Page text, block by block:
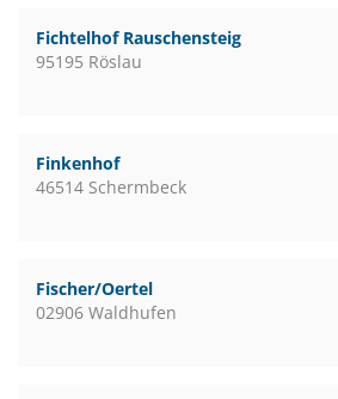
Fichtelhof Rauschensteig
95195 Röslau
Finkenhof
46514 Schermbeck
Fischer/Oertel
02906 Waldhufen